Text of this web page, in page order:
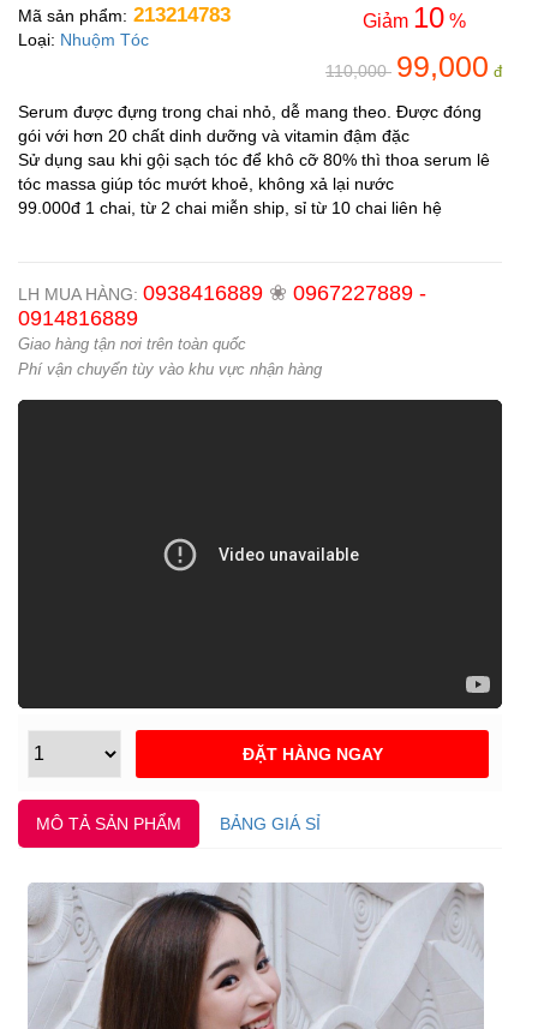
Giảm 10%
110,000 99,000 đ
Mã sản phẩm: 213214783
Loại: Nhuộm Tóc
Serum được đựng trong chai nhỏ, dễ mang theo. Được đóng
gói với hơn 20 chất dinh dưỡng và vitamin đậm đặc
Sử dụng sau khi gội sạch tóc để khô cỡ 80% thì thoa serum lê
tóc massa giúp tóc mướt khoẻ, không xả lại nước
99.000đ 1 chai, từ 2 chai miễn ship, sỉ từ 10 chai liên hệ
LH MUA HÀNG: 0938416889 ❀ 0967227889 -
0914816889
Giao hàng tận nơi trên toàn quốc
Phí vận chuyển tùy vào khu vực nhận hàng
MÔ TẢ SẢN PHẨM BẢNG GIÁ SỈ